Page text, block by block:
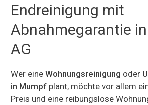
Endreinigung mit
Abnahmegarantie
AG
Wer eine Wohnungsreinigung oder
in Mumpf plant, möchte vor allem
Preis und eine reibungslose